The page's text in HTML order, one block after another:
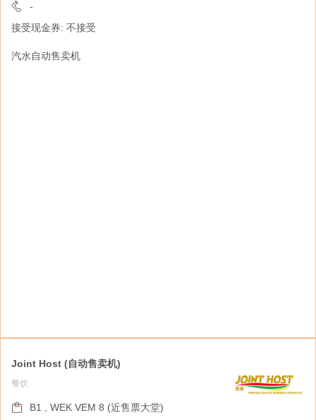
06:00-24:00
-
接受现金券: 不接受
-
接受现金券: 不接受
汽水自动售卖机
游觅 (自动售卖机)
旅游服务
Joint Host (自动售卖机)
餐饮
B1 , WEK VEM 8 (近售票大堂)